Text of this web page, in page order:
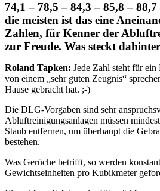
74,1 – 78,5 – 84,3 – 85,8 –
die meisten ist das eine
Zahlen, für Kenner der
zur Freude. Was steckt
Roland Tapken: Jede Zahl steht für
von einem „sehr guten Zeugnis“
Hause gebracht hat. ;-)
Die DLG-Vorgaben sind sehr
Abluftreinigungsanlagen müssen
Staub entfernen, um überhaupt die
bestehen.
Was Gerüche betrifft, so werden
Gewichtseinheiten pro Kubikmeter